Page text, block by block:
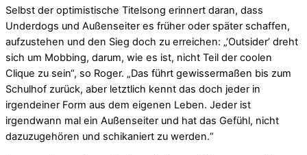
Selbst der optimistische Titelsong erinnert daran, dass
Underdogs und Außenseiter es früher oder später schaffen,
aufzustehen und den Sieg doch zu erreichen: „‘Outsider’ dreht
sich um Mobbing, darum, wie es ist, nicht Teil der coolen
Clique zu sein“, so Roger. „Das führt gewissermaßen bis zum
Schulhof zurück, aber letztlich kennt das doch jeder in
irgendeiner Form aus dem eigenen Leben. Jeder ist
irgendwann mal ein Außenseiter und hat das Gefühl, nicht
dazuzugehören und schikaniert zu werden.“